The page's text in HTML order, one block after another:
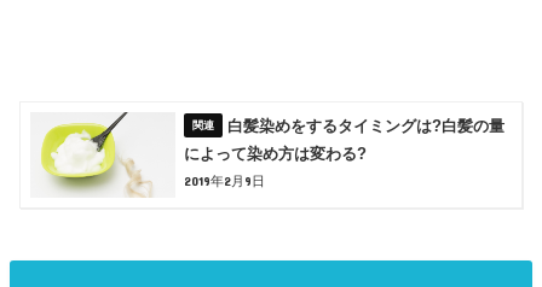
白髪染めをするタイミングは?白髪の量
によって染め方は変わる?
2019年2月9日